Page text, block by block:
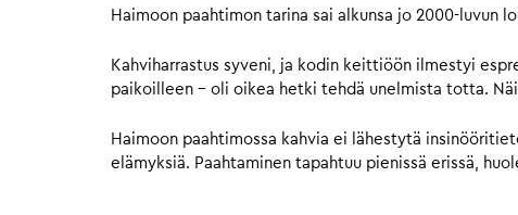
Haimoon paahtimon tarina sai alkunsa jo 2000-luvun
Kahviharrastus syveni, ja kodin keittiöön ilmestyi
paikoilleen – oli oikea hetki tehdä unelmista totta.
Haimoon paahtimossa kahvia ei lähestytä
elämyksiä. Paahtaminen tapahtuu pienissä erissä,